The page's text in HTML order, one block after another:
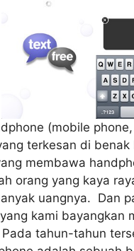
(mobile
terkesan di benak
membawa
orang yang kaya
uangnya. Dan
kami bayangkan
tahun-tahun